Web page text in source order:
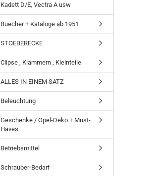
Kadett D/E, Vectra A usw
Buecher + Kataloge ab 1951
STOEBERECKE
Clipse , Klammern , Kleinteile
ALLES IN EINEM SATZ
Beleuchtung
Geschenke / Opel-Deko + Must-
Haves
Betriebsmittel
Schrauber-Bedarf